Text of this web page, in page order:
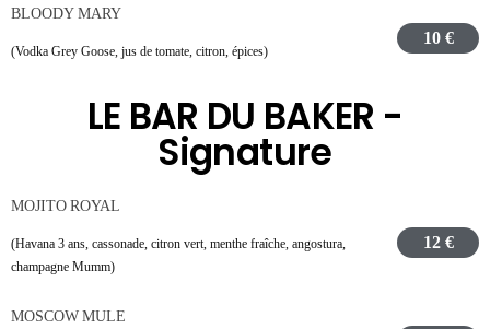
BLOODY MARY
(Vodka Grey Goose, jus de tomate, citron, épices)
10 €
LE BAR DU BAKER -
Signature
MOJITO ROYAL
(Havana 3 ans, cassonade, citron vert, menthe fraîche, angostura,
champagne Mumm)
12 €
MOSCOW MULE